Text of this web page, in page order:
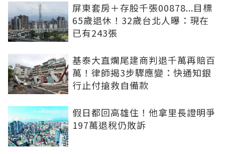
屏東套房＋存股千張00878...目標
65歲退休！32歲台北人曝：現在
已有243張
基泰大直爛尾建商判退千萬再賠百
萬！律師揭3步驟應變：快通知銀
行止付搶救自備款
假日都回高雄住！他拿里長證明爭
197萬退稅仍敗訴